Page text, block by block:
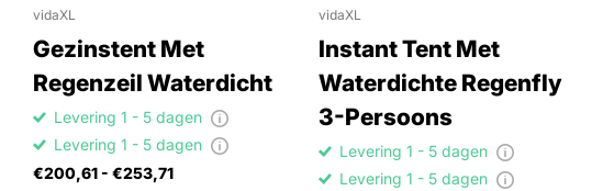
vidaXL
Gezinstent Met
Regenzeil Waterdicht
Levering 1 - 5 dagen
Levering 1 - 5 dagen
€200,61 - €253,71
vidaXL
Instant Tent Met
Waterdichte Regenfly
3-Persoons
Levering 1 - 5 dagen
Levering 1 - 5 dagen